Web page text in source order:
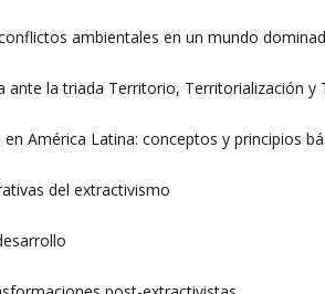
ambientales en un mundo
ante la triada Territorio, Territorialización y
en América Latina: conceptos y principios
del extractivismo